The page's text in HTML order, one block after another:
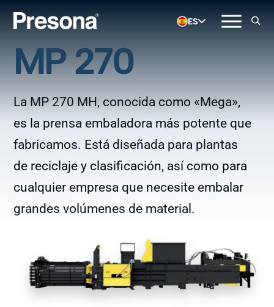
ES
MP 270
La MP 270 MH, conocida como «Mega»,
es la prensa embaladora más potente que
fabricamos. Está diseñada para plantas
de reciclaje y clasificación, así como para
cualquier empresa que necesite embalar
grandes volúmenes de material.